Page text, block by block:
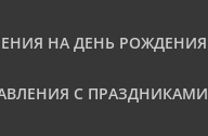
НА ДЕНЬ РОЖДЕНИЯ
С ПРАЗДНИКАМИ